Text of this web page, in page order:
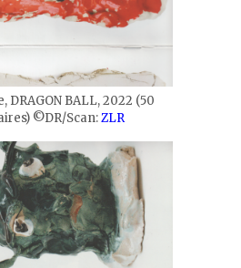
DRAGON BALL, 2022 (50
©DR/Scan:ZLR